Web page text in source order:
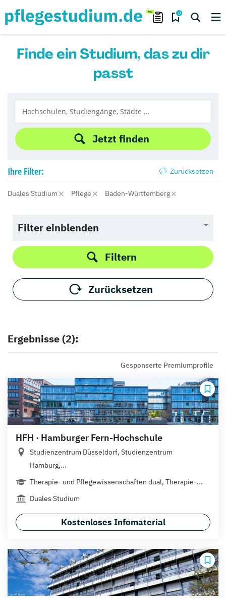
0
Finde ein Studium, das zu dir
passt
Jetzt finden
Ihre Filter: Zurücksetzen
Duales Studium Pflege Baden-Württemberg
Filter einblenden
Filtern
Zurücksetzen
Ergebnisse (2):
Gesponserte Premiumprofile
HFH · Hamburger Fern-Hochschule
Studienzentrum Düsseldorf, Studienzentrum
Hamburg,...
Therapie- und Pflegewissenschaften dual, Therapie-...
Duales Studium
Kostenloses Infomaterial